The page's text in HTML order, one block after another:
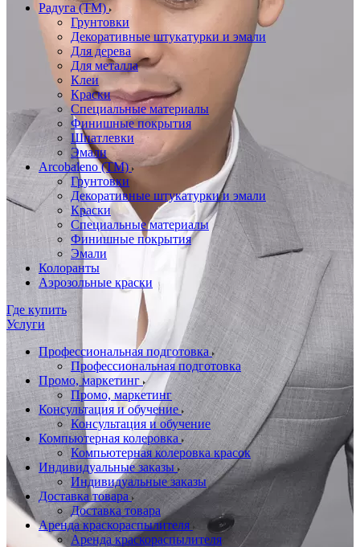
Радуга (ТМ)
Грунтовки
Декоративные штукатурки и эмали
Для дерева
Для металла
Клеи
Краски
Специальные материалы
Финишные покрытия
Шпатлевки
Эмали
Arcobaleno (ТМ)
Грунтовки
Декоративные штукатурки и эмали
Краски
Специальные материалы
Финишные покрытия
Эмали
Колоранты
Аэрозольные краски
Где купить
Услуги
Профессиональная подготовка
Профессиональная подготовка
Промо, маркетинг
Промо, маркетинг
Консультация и обучение
Консультация и обучение
Компьютерная колеровка
Компьютерная колеровка красок
Индивидуальные заказы
Индивидуальные заказы
Доставка товара
Доставка товара
Аренда краскораспылителя
Аренда краскораспылителя